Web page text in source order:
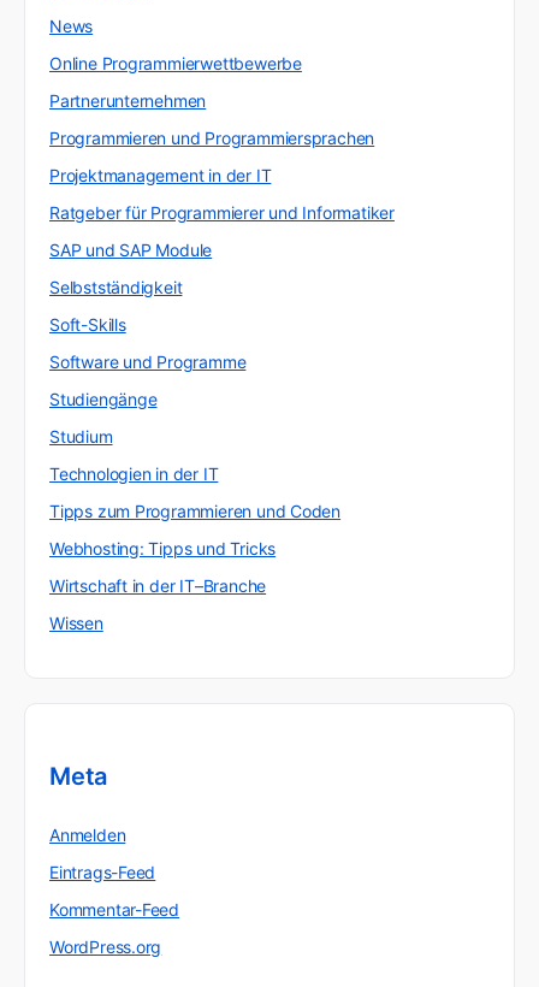
News
Online Programmierwettbewerbe
Partnerunternehmen
Programmieren und Programmiersprachen
Projektmanagement in der IT
Ratgeber für Programmierer und Informatiker
SAP und SAP Module
Selbstständigkeit
Soft-Skills
Software und Programme
Studiengänge
Studium
Technologien in der IT
Tipps zum Programmieren und Coden
Webhosting: Tipps und Tricks
Wirtschaft in der IT–Branche
Wissen
Meta
Anmelden
Eintrags-Feed
Kommentar-Feed
WordPress.org